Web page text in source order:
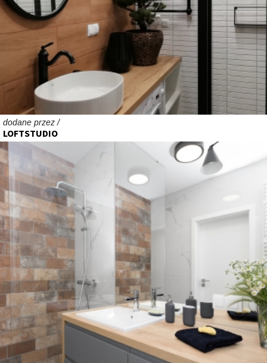
dodane przez /
LOFTSTUDIO